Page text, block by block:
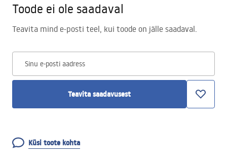
Toode ei ole saadaval
Teavita mind e-posti teel, kui toode on jälle saadaval.
Sinu e-posti aadress
Teavita saadavusest
Küsi toote kohta